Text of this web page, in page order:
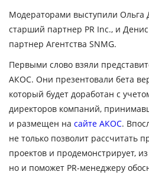
Модераторами выступили Ольга
старший партнер PR Inc., и
партнер Агентства SNMG.
Первыми слово взяли
АКОС. Они презентовали бета
который будет доработан с
директоров компаний,
и размещен на сайте АКОС.
не только позволит рассчитать
проектов и продемонстрирует,
но и поможет PR-менеджеру